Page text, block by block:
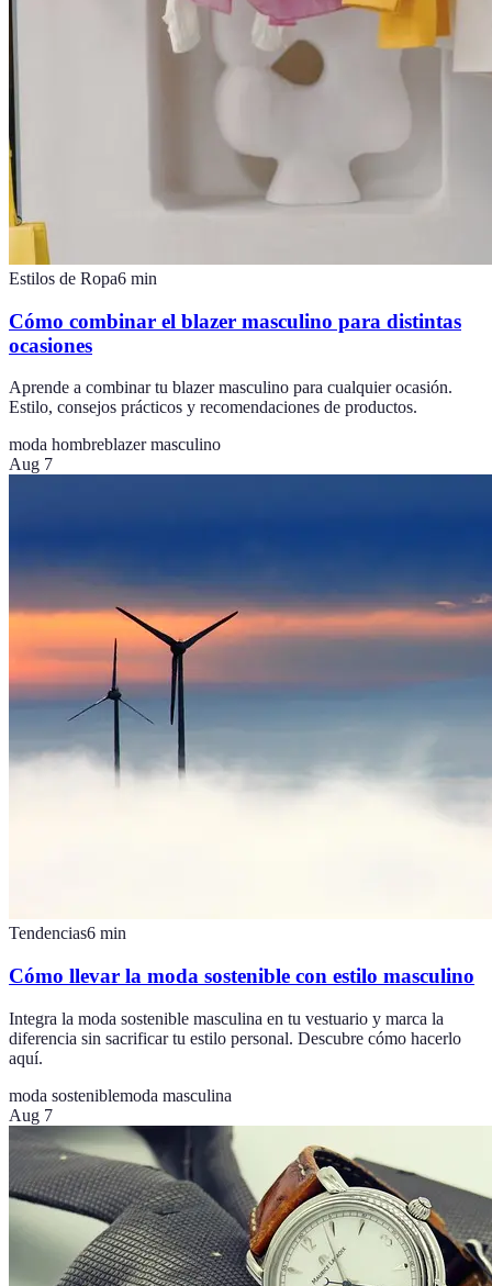
Estilos de Ropa6 min
Cómo combinar el blazer masculino para distintas
ocasiones
Aprende a combinar tu blazer masculino para cualquier ocasión.
Estilo, consejos prácticos y recomendaciones de productos.
moda hombreblazer masculino
Aug 7
Tendencias6 min
Cómo llevar la moda sostenible con estilo masculino
Integra la moda sostenible masculina en tu vestuario y marca la
diferencia sin sacrificar tu estilo personal. Descubre cómo hacerlo
aquí.
moda sosteniblemoda masculina
Aug 7